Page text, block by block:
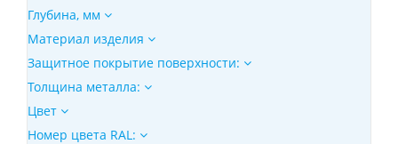
Глубина, мм
Материал изделия
Защитное покрытие поверхности:
Толщина металла:
Цвет
Номер цвета RAL: